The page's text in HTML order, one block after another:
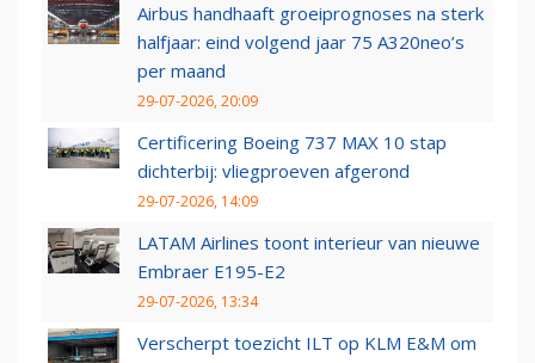
Airbus handhaaft groeiprognoses na sterk
halfjaar: eind volgend jaar 75 A320neo’s
per maand
29-07-2026, 20:09
Certificering Boeing 737 MAX 10 stap
dichterbij: vliegproeven afgerond
29-07-2026, 14:09
LATAM Airlines toont interieur van nieuwe
Embraer E195-E2
29-07-2026, 13:34
Verscherpt toezicht ILT op KLM E&M om